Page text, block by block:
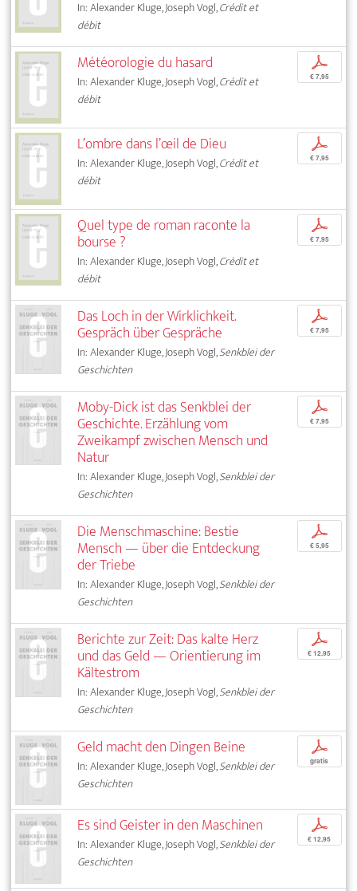
In: Alexander Kluge, Joseph Vogl,Crédit et
débit
Météorologie du hasard
In: Alexander Kluge, Joseph Vogl,Crédit et
débit
p
€ 7,95
L’ombre dans l’œil de Dieu
In: Alexander Kluge, Joseph Vogl,Crédit et
débit
p
€ 7,95
Quel type de roman raconte la
bourse ?
In: Alexander Kluge, Joseph Vogl,Crédit et
débit
p
€ 7,95
Das Loch in der Wirklichkeit.
Gespräch über Gespräche
In: Alexander Kluge, Joseph Vogl,Senkblei der
Geschichten
p
€ 7,95
Moby-Dick ist das Senkblei der
Geschichte. Erzählung vom
Zweikampf zwischen Mensch und
Natur
In: Alexander Kluge, Joseph Vogl,Senkblei der
Geschichten
p
€ 7,95
Die Menschmaschine: Bestie
Mensch — über die Entdeckung
der Triebe
In: Alexander Kluge, Joseph Vogl,Senkblei der
Geschichten
p
€ 5,95
Berichte zur Zeit: Das kalte Herz
und das Geld — Orientierung im
Kältestrom
In: Alexander Kluge, Joseph Vogl,Senkblei der
Geschichten
p
€ 12,95
Geld macht den Dingen Beine
In: Alexander Kluge, Joseph Vogl,Senkblei der
Geschichten
p
gratis
Es sind Geister in den Maschinen
In: Alexander Kluge, Joseph Vogl,Senkblei der
Geschichten
p
€ 12,95